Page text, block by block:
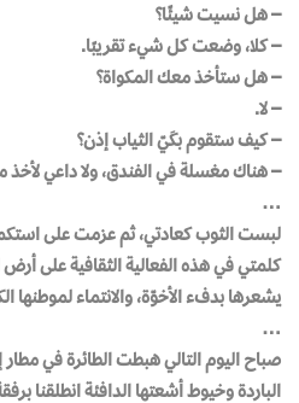
– هل نسيت شيئًا؟
– كلا، وضعت كل شيء تقريبًا.
– هل ستأخذ معك المكواة؟
– لا.
– كيف ستقوم بكَيّ الثياب إذن؟
– هناك مغسلة في الفندق، ولا داعي لأخذ
…
لبست الثوب كعادتي، ثم عزمت على
كلمتي في هذه الفعالية الثقافية على أرض
يشعرها بدفء الأخوّة، والانتماء لموطنها
…
صباح اليوم التالي هبطت الطائرة في
الباردة وخيوط أشعتها الدافئة انطلقنا